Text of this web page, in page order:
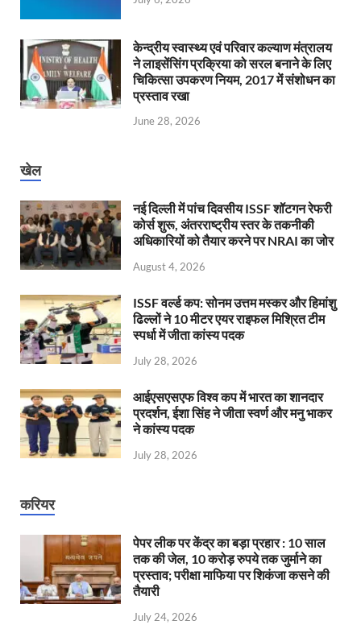
केन्‍द्रीय स्वास्थ्य एवं परिवार कल्याण मंत्रालय
ने लाइसेंसिंग प्रक्रिया को सरल बनाने के लिए
चिकित्सा उपकरण नियम, 2017 में संशोधन का
प्रस्ताव रखा
June 28, 2026
खेल
नई दिल्ली में पांच दिवसीय ISSF शॉटगन रेफरी
कोर्स शुरू, अंतरराष्ट्रीय स्तर के तकनीकी
अधिकारियों को तैयार करने पर NRAI का जोर
August 4, 2026
ISSF वर्ल्ड कप: सोनम उत्तम मस्कर और हिमांशु
ढिल्लों ने 10 मीटर एयर राइफल मिश्रित टीम
स्पर्धा में जीता कांस्य पदक
July 28, 2026
आईएसएसएफ विश्व कप में भारत का शानदार
प्रदर्शन, ईशा सिंह ने जीता स्वर्ण और मनु भाकर
ने कांस्य पदक
July 28, 2026
करियर
पेपर लीक पर केंद्र का बड़ा प्रहार : 10 साल
तक की जेल, 10 करोड़ रुपये तक जुर्माने का
प्रस्ताव; परीक्षा माफिया पर शिकंजा कसने की
तैयारी
July 24, 2026